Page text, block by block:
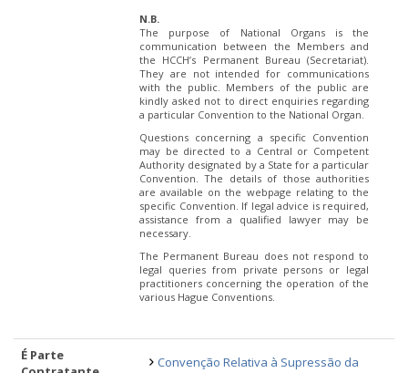
N.B.
The purpose of National Organs is the
communication between the Members and
the HCCH’s Permanent Bureau (Secretariat).
They are not intended for communications
with the public. Members of the public are
kindly asked not to direct enquiries regarding
a particular Convention to the National Organ.
Questions concerning a specific Convention
may be directed to a Central or Competent
Authority designated by a State for a particular
Convention. The details of those authorities
are available on the webpage relating to the
specific Convention. If legal advice is required,
assistance from a qualified lawyer may be
necessary.
The Permanent Bureau does not respond to
legal queries from private persons or legal
practitioners concerning the operation of the
various Hague Conventions.
É Parte
Convenção Relativa à Supressão da